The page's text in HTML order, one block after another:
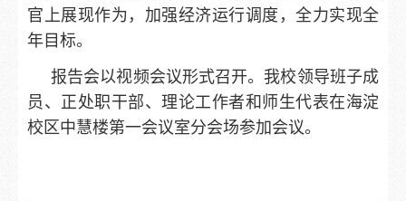
官上展现作为，加强经济运行调度，全力实现全
年目标。
报告会以视频会议形式召开。我校领导班子成
员、正处职干部、理论工作者和师生代表在海淀
校区中慧楼第一会议室分会场参加会议。